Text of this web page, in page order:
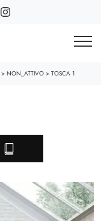
> NON_ATTIVO > TOSCA 1